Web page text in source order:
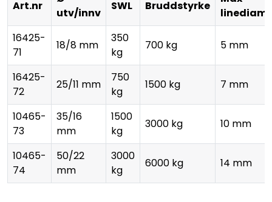
Art.nr
utv/innv
SWL Bruddstyrke
16425-
71
18/8 mm
350
kg
700 kg 5 mm
16425-
72
25/11 mm
750
kg
1500 kg 7 mm
10465-
73
35/16
mm
1500
kg
3000 kg 10 mm
10465-
74
50/22
mm
3000
kg
6000 kg 14 mm